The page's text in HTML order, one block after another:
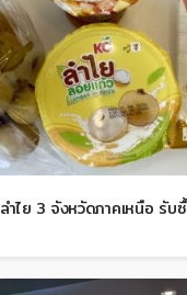
ลำไย 3 จังหวัดภาคเหนือ รั